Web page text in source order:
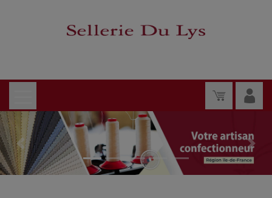
Previous Next